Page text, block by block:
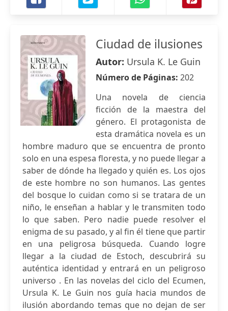
Ciudad de ilusiones
Autor: Ursula K. Le Guin
Número de Páginas: 202
Una novela de ciencia
ficción de la maestra del
género. El protagonista de
esta dramática novela es un
hombre maduro que se encuentra de pronto
solo en una espesa floresta, y no puede llegar a
saber de dónde ha llegado y quién es. Los ojos
de este hombre no son humanos. Las gentes
del bosque lo cuidan como si se tratara de un
niño, le enseñan a hablar y le transmiten todo
lo que saben. Pero nadie puede resolver el
enigma de su pasado, y al fin él tiene que partir
en una peligrosa búsqueda. Cuando logre
llegar a la ciudad de Estoch, descubrirá su
auténtica identidad y entrará en un peligroso
universo . En las novelas del ciclo del Ecumen,
Ursula K. Le Guin nos guía hacia mundos de
ilusión abordando temas que no dejan de ser